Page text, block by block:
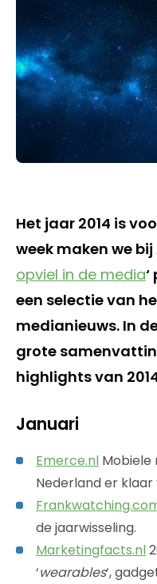
Het jaar 2014 is
week maken we
opviel in de media
een selectie van
medianieuws. In
grote
highlights van
Januari
Emerce.nl Mobiele
Nederland er klaar
de jaarwisseling.
Marketingfacts.nl
‘wearables‘,